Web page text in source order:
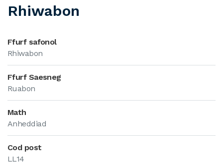
Rhiwabon
Ffurf safonol
Rhiwabon
Ffurf Saesneg
Ruabon
Math
Anheddiad
Cod post
LL14